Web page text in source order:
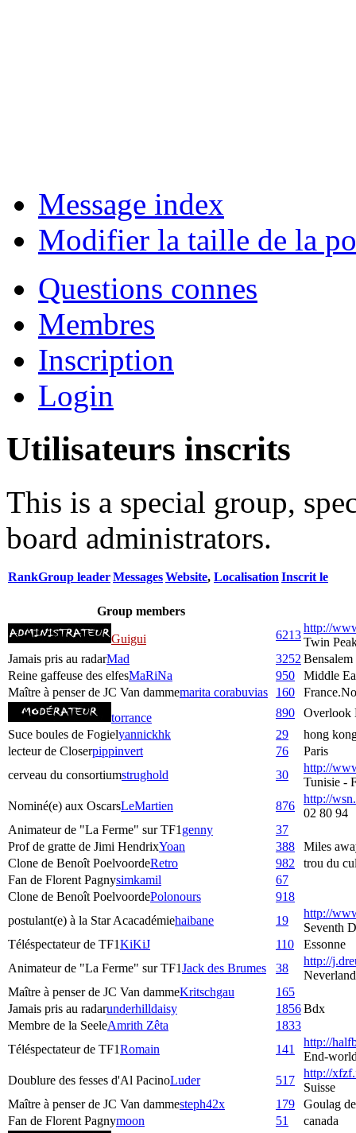
Message index
Modifier la taille de la
Questions connes
Membres
Inscription
Login
Utilisateurs inscrits
This is a special group,
board administrators.
RankGroup leaderMessagesWebsite, Localisation Inscrit le
Group members
Guigui 6213
http://
Twin
Jamais pris au radarMad 3252 Bensalem
Reine gaffeuse des elfesMaRiNa 950
Middle
Maître à penser de JC Van dammemarita corabuvias 160
torrance
890
Overlook
Suce boules de Fogielyannickhk 29
hong
lecteur de Closerpippinvert 76
Paris
cerveau du consortiumstrughold 30
http://
Tunisie -
Nominé(e) aux OscarsLeMartien 876
http://
02 80 94
Animateur de "La Ferme" sur TF1 genny
37
Prof de gratte de Jimi HendrixYoan 388
Miles
Clone de Benoît PoelvoordeRetro 982
trou du
Fan de Florent Pagnysimkamil
67
Clone de Benoît PoelvoordePolonours
918
postulant(e) à la Star Acacadémiehaibane 19
http://
Seventh
Téléspectateur de TF1KiKiJ 110
Essonne
Animateur de "La Ferme" sur TF1Jack des Brumes 38
http://
Neverland
Maître à penser de JC Van dammeKritschgau
165
Jamais pris au radarunderhilldaisy 1856Bdx
Membre de la SeeleAmrith Zêta
1833
Téléspectateur de TF1Romain 141
http://
End-
Doublure des fesses d'Al PacinoLuder 517
http://
Suisse
Maître à penser de JC Van dammesteph42x 179
Goulag
Fan de Florent Pagnymoon 51
canada